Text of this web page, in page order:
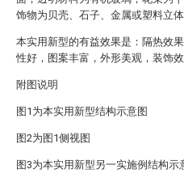
饰物为贝壳、石子、金属或塑料立体
本实用新型的有益效果是：隔热效
性好，图案丰富，外形美观，装饰效
附图说明
图1为本实用新型结构示意图
图2为图1侧视图
图3为本实用新型另一实施例结构示